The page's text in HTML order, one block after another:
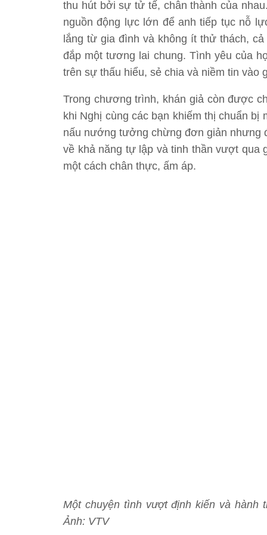
thu hút bởi sự tử tế, chân thành của
nguồn động lực lớn để anh tiếp tục nỗ
lắng từ gia đình và không ít thử thách,
đắp một tương lai chung. Tình yêu của
trên sự thấu hiểu, sẻ chia và niềm tin vào
Trong chương trình, khán giả còn được
khi Nghị cùng các bạn khiếm thị chuẩn
nấu nướng tưởng chừng đơn giản nhưng
về khả năng tự lập và tinh thần vượt
một cách chân thực, ấm áp.
Một chuyện tình vượt định kiến và hành
Ảnh: VTV